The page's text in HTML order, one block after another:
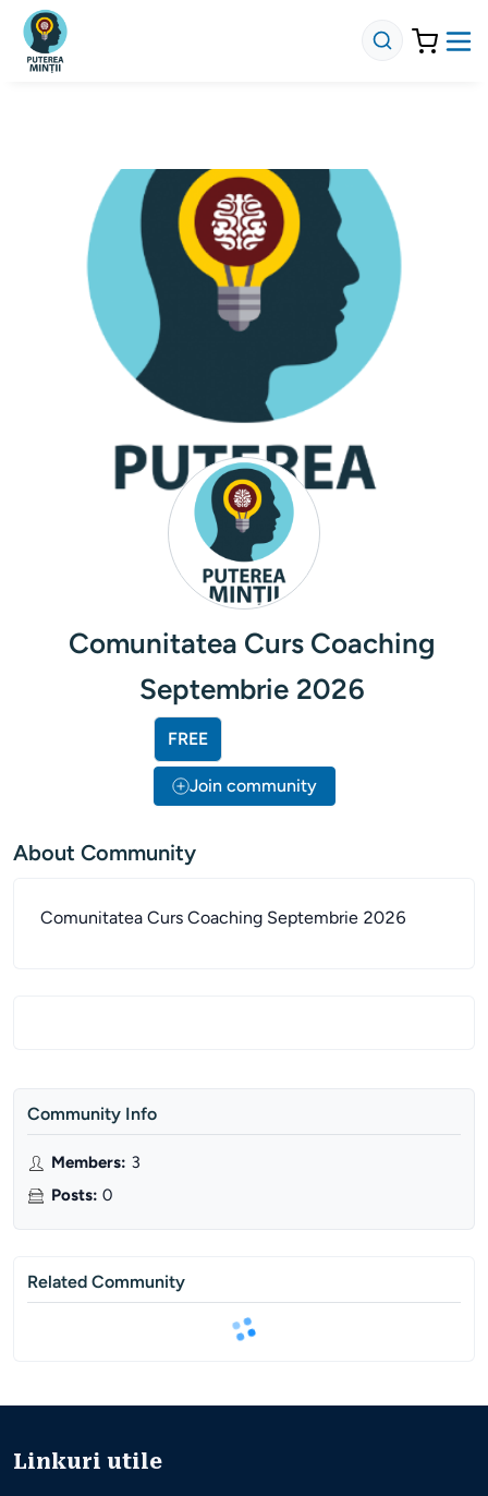
Comunitatea Curs Coaching
Septembrie 2026
FREE
Join community
About Community
Comunitatea Curs Coaching Septembrie 2026
Community Info
Members: 3
Posts: 0
Related Community
Linkuri utile